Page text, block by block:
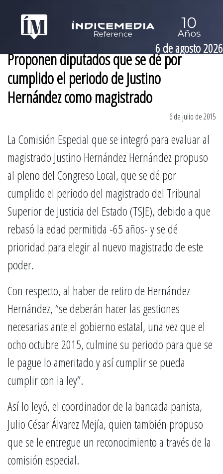
6 de agosto 2026
Proponen diputados que se dé por
cumplido el periodo de Justino
Hernández como magistrado
6 de julio de 2015
La Comisión Especial que se integró para evaluar al
magistrado Justino Hernández Hernández propuso
al pleno del Congreso Local, que se dé por
cumplido el periodo del magistrado del Tribunal
Superior de Justicia del Estado (TSJE), debido a que
rebasó la edad permitida -65 años- y se dé
prioridad para elegir al nuevo magistrado de este
poder.
Con respecto, al haber de retiro de Hernández
Hernández, “se deberán hacer las gestiones
necesarias ante el gobierno estatal, una vez que el
ocho octubre 2015, culmine su periodo para que se
le pague lo ameritado y así cumplir se pueda
cumplir con la ley”.
Así lo leyó, el coordinador de la bancada panista,
Julio César Álvarez Mejía, quien también propuso
que se le entregue un reconocimiento a través de la
comisión especial.